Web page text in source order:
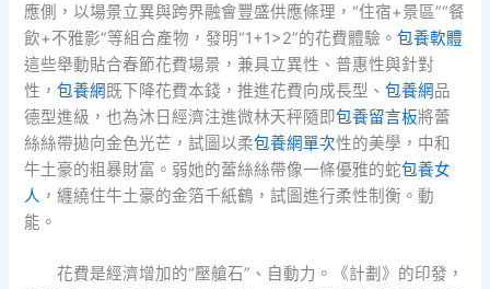
應側，以場景立異與跨界融會豐盛供應條理，“住宿+景區”“餐
飲+不雅影”等組合產物，發明“1+1>2”的花費體驗。包養軟體
這些舉動貼合春節花費場景，兼具立異性、普惠性與針對
性，包養網 既下降花費本錢，推進花費向成長型、包養網品
德型進級，也為沐日經濟注進微林天秤隨即包養留言板將蕾
絲絲帶拋向金色光芒，試圖以柔包養網單次性的美學，中和
牛土豪的粗暴財富。弱她的蕾絲絲帶像一條優雅的蛇包養女
人 ，纏繞住牛土豪的金箔千紙鶴，試圖進行柔性制衡。動
能。
花費是經濟增加的“壓艙石”、自動力。《計劃》的印發，